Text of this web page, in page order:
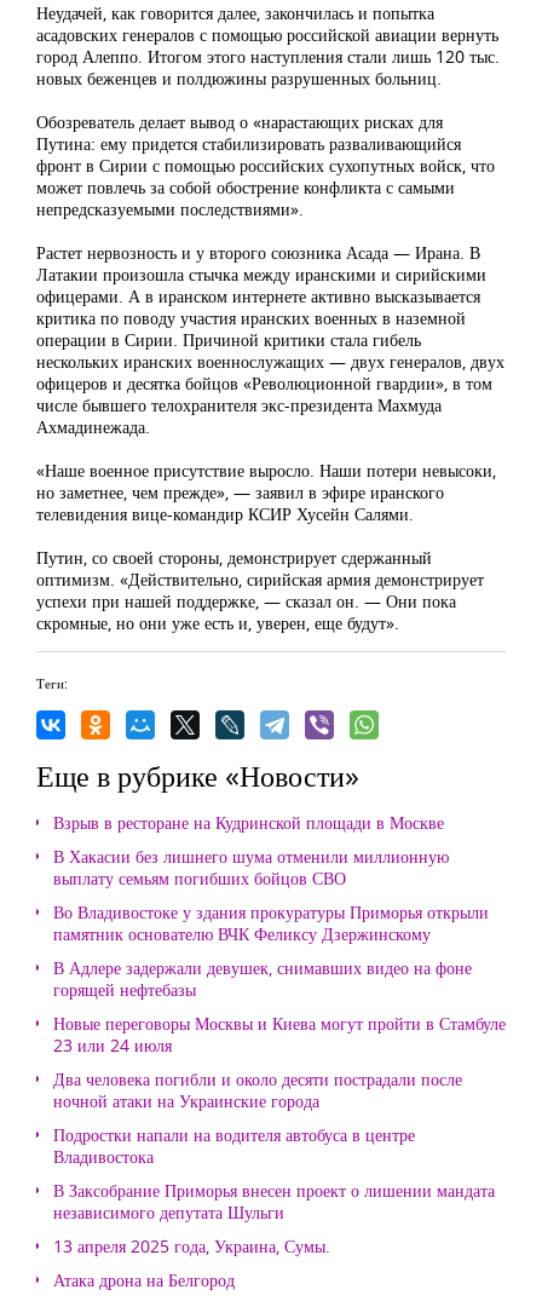
Неудачей, как говорится далее, закончилась и попытка
асадовских генералов с помощью российской авиации вернуть
город Алеппо. Итогом этого наступления стали лишь 120 тыс.
новых беженцев и полдюжины разрушенных больниц.
Обозреватель делает вывод о «нарастающих рисках для
Путина: ему придется стабилизировать разваливающийся
фронт в Сирии с помощью российских сухопутных войск, что
может повлечь за собой обострение конфликта с самыми
непредсказуемыми последствиями».
Растет нервозность и у второго союзника Асада — Ирана. В
Латакии произошла стычка между иранскими и сирийскими
офицерами. А в иранском интернете активно высказывается
критика по поводу участия иранских военных в наземной
операции в Сирии. Причиной критики стала гибель
нескольких иранских военнослужащих — двух генералов, двух
офицеров и десятка бойцов «Революционной гвардии», в том
числе бывшего телохранителя экс-президента Махмуда
Ахмадинежада.
«Наше военное присутствие выросло. Наши потери невысоки,
но заметнее, чем прежде», — заявил в эфире иранского
телевидения вице-командир КСИР Хусейн Салями.
Путин, со своей стороны, демонстрирует сдержанный
оптимизм. «Действительно, сирийская армия демонстрирует
успехи при нашей поддержке, — сказал он. — Они пока
скромные, но они уже есть и, уверен, еще будут».
Теги:
Еще в рубрике «Новости»
Взрыв в ресторане на Кудринской площади в Москве
В Хакасии без лишнего шума отменили миллионную
выплату семьям погибших бойцов СВО
Во Владивостоке у здания прокуратуры Приморья открыли
памятник основателю ВЧК Феликсу Дзержинскому
В Адлере задержали девушек, снимавших видео на фоне
горящей нефтебазы
Новые переговоры Москвы и Киева могут пройти в Стамбуле
23 или 24 июля
Два человека погибли и около десяти пострадали после
ночной атаки на Украинские города
Подростки напали на водителя автобуса в центре
Владивостока
В Заксобрание Приморья внесен проект о лишении мандата
независимого депутата Шульги
13 апреля 2025 года, Украина, Сумы.
Атака дрона на Белгород